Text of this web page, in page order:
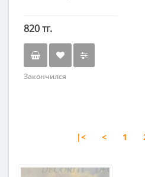
820 тг.
Закончился
|< < 1